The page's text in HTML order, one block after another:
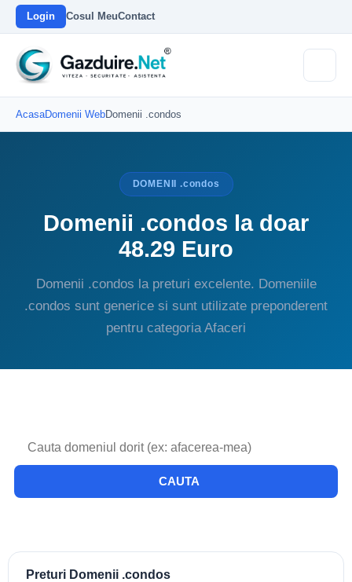
Login Cosul MeuContact
AcasaDomenii WebDomenii .condos
DOMENII .condos
Domenii .condos la doar
48.29 Euro
Domenii .condos la preturi excelente. Domeniile
.condos sunt generice si sunt utilizate preponderent
pentru categoria Afaceri
CAUTA
Preturi Domenii .condos